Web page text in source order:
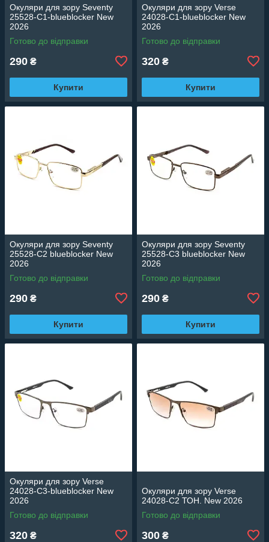
Окуляри для зору Seventy
25528-C1-blueblocker New
2026
Готово до відправки
290 ₴
Купити
Окуляри для зору Verse
24028-C1-blueblocker New
2026
Готово до відправки
320 ₴
Купити
Окуляри для зору Seventy
25528-C2 blueblocker New
2026
Готово до відправки
290 ₴
Купити
Окуляри для зору Seventy
25528-C3 blueblocker New
2026
Готово до відправки
290 ₴
Купити
Окуляри для зору Verse
24028-C3-blueblocker New
2026
Готово до відправки
320 ₴
Окуляри для зору Verse
24028-C2 ТОН. New 2026
Готово до відправки
300 ₴